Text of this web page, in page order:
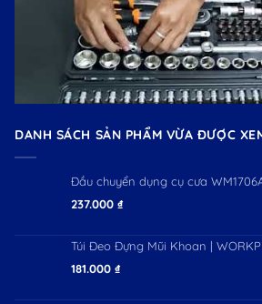
DANH SÁCH SẢN PHẨM VỪA ĐƯỢC
Đầu chuyển dụng cụ cưa
237.000 ₫
Túi Đeo Đựng Mũi Khoan |
181.000 ₫